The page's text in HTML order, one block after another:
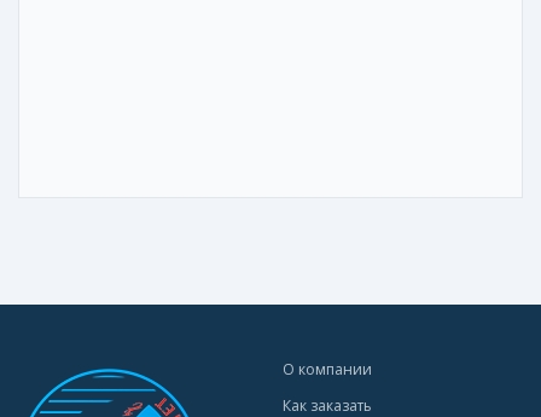
О компании
Как заказать